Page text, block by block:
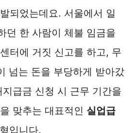
되었는데요. 서울에서 일
던 한 사람이 체불 임금을
터에 거짓 신고를 하고, 무
넘는 돈을 부당하게 받아갔
급금 신청 시 근무 기간을
맞추는 대표적인 실업급
입니다.